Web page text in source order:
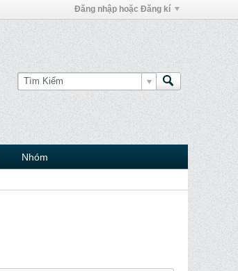
Đăng nhập hoặc Đăng kí
Nhóm